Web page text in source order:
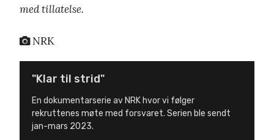
med tillatelse.
NRK
"Klar til strid"
En dokumentarserie av NRK hvor vi følger
rekruttenes møte med forsvaret. Serien ble sendt
jan-mars 2023.